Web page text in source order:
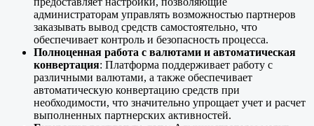
администраторам управлять возможностью партнеров
заказывать вывод средств самостоятельно, что
обеспечивает контроль и безопасность процесса.
Полноценная работа с валютами и автоматическая
конвертация: Платформа поддерживает работу с
различными валютами, а также обеспечивает
автоматическую конвертацию средств при
необходимости, что значительно упрощает учет и расчет
выполненных партнерских активностей.